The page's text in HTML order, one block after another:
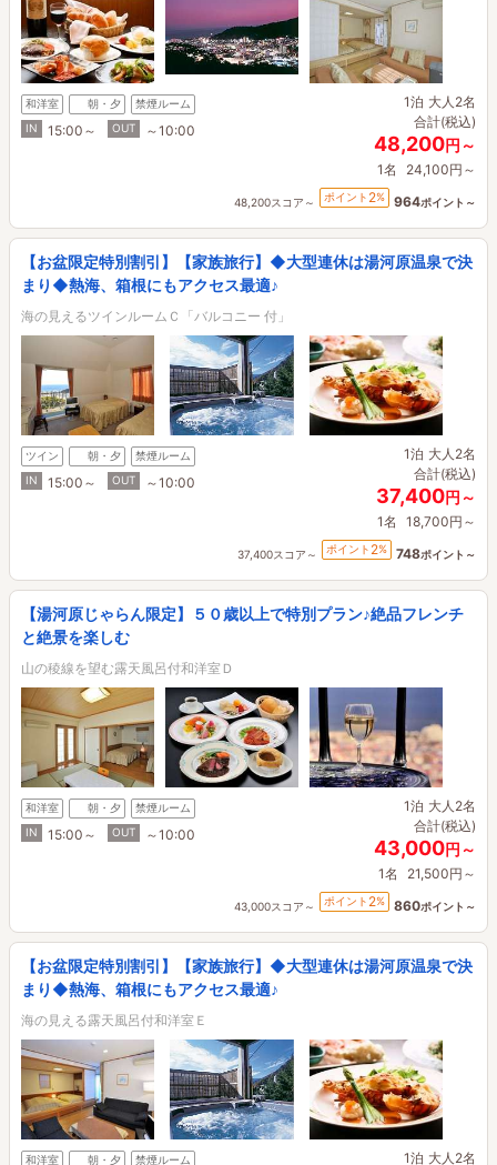
和洋室 朝・夕
禁煙ルーム
IN
15:00～ OUT ～10:00
1泊 大人2名
合計(税込)
48,200円～
1名 24,100円～
48,200スコア～ ポイント 2% 964ポイント～
【お盆限定特別割引】【家族旅行】◆大型連休は湯河原温泉で決
まり◆熱海、箱根にもアクセス最適♪
海の見えるツインルームＣ「バルコニー 付」
ツイン 朝・夕
禁煙ルーム
IN
15:00～ OUT ～10:00
1泊 大人2名
合計(税込)
37,400円～
1名 18,700円～
37,400スコア～ ポイント 2% 748ポイント～
【湯河原じゃらん限定】５０歳以上で特別プラン♪絶品フレンチ
と絶景を楽しむ
山の稜線を望む露天風呂付和洋室Ｄ
和洋室 朝・夕
禁煙ルーム
IN
15:00～ OUT ～10:00
1泊 大人2名
合計(税込)
43,000円～
1名 21,500円～
43,000スコア～ ポイント 2% 860ポイント～
【お盆限定特別割引】【家族旅行】◆大型連休は湯河原温泉で決
まり◆熱海、箱根にもアクセス最適♪
海の見える露天風呂付和洋室Ｅ
和洋室 朝・夕 禁煙ルーム 1泊 大人2名